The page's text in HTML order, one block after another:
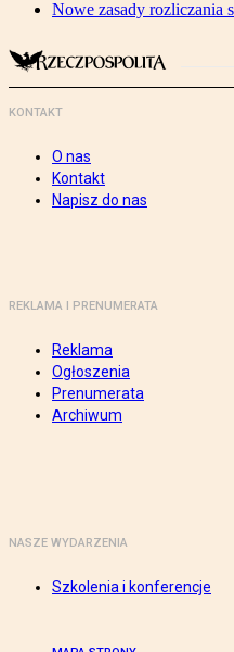
Nowe zasady rozliczania
KONTAKT
O nas
Kontakt
Napisz do nas
REKLAMA I PRENUMERATA
Reklama
Ogłoszenia
Prenumerata
Archiwum
NASZE WYDARZENIA
Szkolenia i konferencje